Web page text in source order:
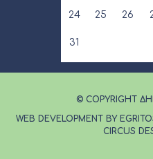
24 25 26
31
© COPYRIGHT
WEB DEVELOPMENT BY
CIRCUS